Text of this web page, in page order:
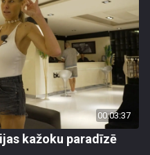
00:03:37
kažoku paradīzē